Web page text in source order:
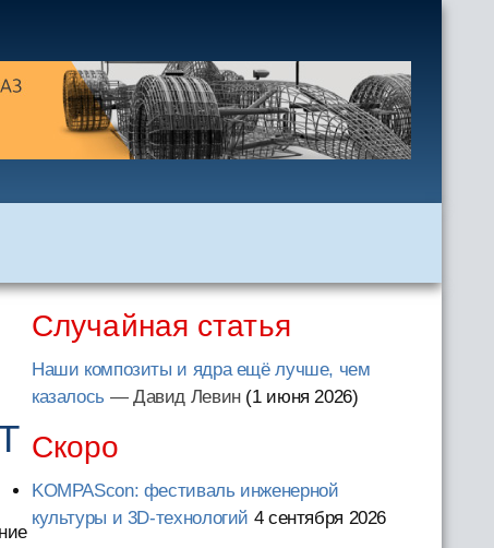
Случайная статья
Наши композиты и ядра ещё лучше, чем
казалось — Давид Левин (1 июня 2026)
Скоро
KOMPAScon: фестиваль инженерной
культуры и 3D-технологий 4 сентября 2026